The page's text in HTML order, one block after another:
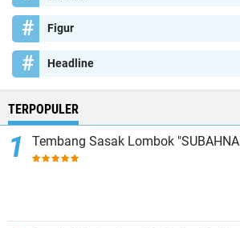
Figur
Headline
TERPOPULER
Tembang Sasak Lombok